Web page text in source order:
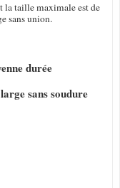
la taille maximale est de
sans union.
durée
sans soudure